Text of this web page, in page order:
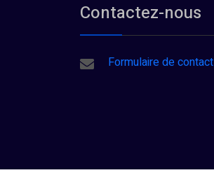
Contactez-nous
Formulaire de contact